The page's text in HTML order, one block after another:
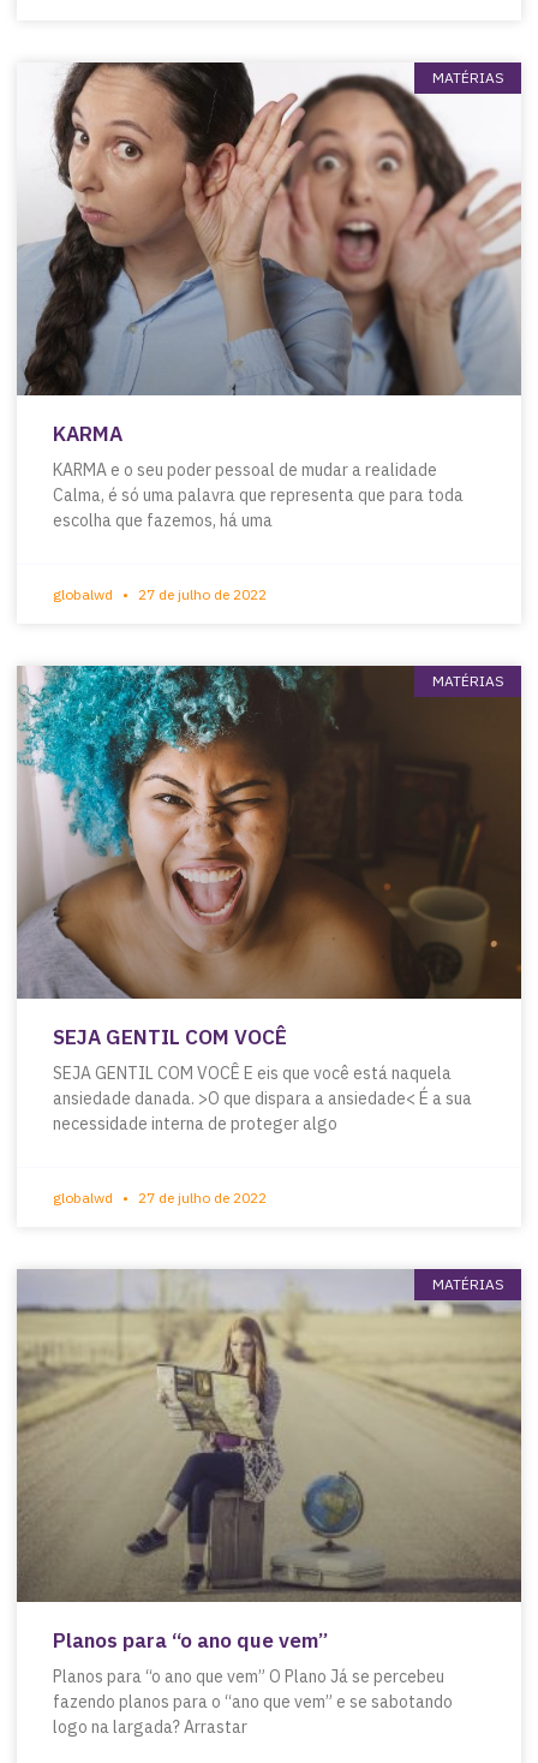
MATÉRIAS
KARMA
KARMA e o seu poder pessoal de mudar a realidade
Calma, é só uma palavra que representa que para toda
escolha que fazemos, há uma
globalwd 27 de julho de 2022
MATÉRIAS
SEJA GENTIL COM VOCÊ
SEJA GENTIL COM VOCÊ E eis que você está naquela
ansiedade danada. >O que dispara a ansiedade< É a sua
necessidade interna de proteger algo
globalwd 27 de julho de 2022
MATÉRIAS
Planos para “o ano que vem”
Planos para “o ano que vem” O Plano Já se percebeu
fazendo planos para o “ano que vem” e se sabotando
logo na largada? Arrastar